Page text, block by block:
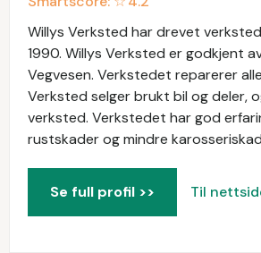
Willys Verksted har drevet
1990. Willys Verksted er godkjent
Vegvesen. Verkstedet reparerer
Verksted selger brukt bil og deler,
verksted. Verkstedet har god
rustskader og mindre
Se full profil >> Til